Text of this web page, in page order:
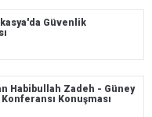
Güvenlik
Habibullah Zadeh - Güney
Konuşması